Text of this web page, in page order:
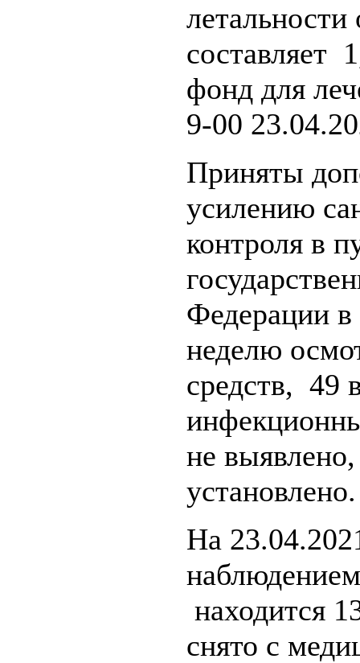
составляет
фонд для
9-00
Приняты
усилению
контроля в
Федерации
неделю
средств, 49
не
установлено.
На
находится
снято с